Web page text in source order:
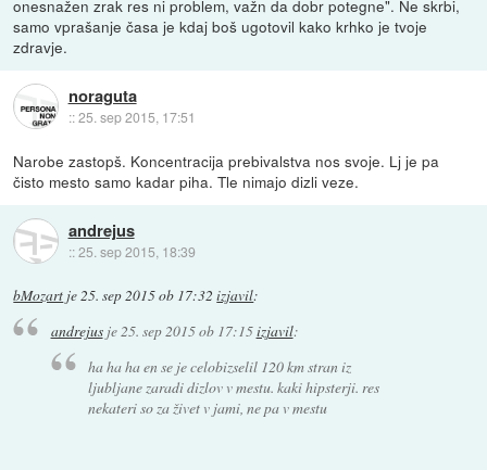
onesnažen zrak res ni problem, važn da dobr potegne". Ne skrbi,
samo vprašanje časa je kdaj boš ugotovil kako krhko je tvoje
zdravje.
noraguta
::25. sep 2015, 17:51
Narobe zastopš. Koncentracija prebivalstva nos svoje. Lj je pa
čisto mesto samo kadar piha. Tle nimajo dizli veze.
andrejus
::25. sep 2015, 18:39
bMozart je25. sep 2015 ob 17:32 izjavil:
andrejusje25. sep 2015 ob 17:15izjavil:
ha ha ha en se je celobizselil 120 km stran iz
ljubljane zaradi dizlov v mestu. kaki hipsterji. res
nekateri so za živet v jami, ne pa v mestu